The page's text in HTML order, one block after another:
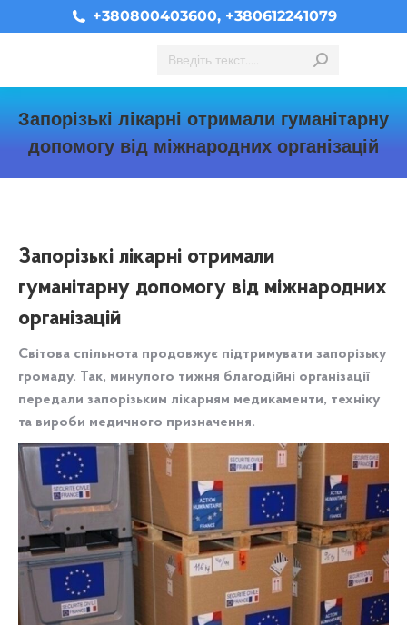
+380800403600, +380612241079
Search:
Запорізькі лікарні отримали гуманітарну
допомогу від міжнародних організацій
Запорізькі лікарні отримали
гуманітарну допомогу від міжнародних
організацій
Світова спільнота продовжує підтримувати запорізьку
громаду. Так, минулого тижня благодійні організації
передали запорізьким лікарням медикаменти, техніку
та вироби медичного призначення.